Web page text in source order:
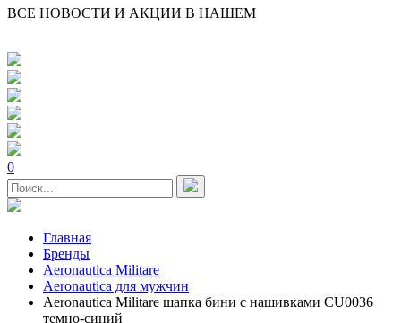
ВСЕ НОВОСТИ И АКЦИИ В НАШЕМ
0
Главная
Бренды
Aeronautica Militare
Aeronautica для мужчин
Aeronautica Militare шапка бини с нашивками CU0036
темно-синий